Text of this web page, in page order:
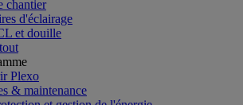
chantier
d'éclairage
et douille
Plexo
& maintenance